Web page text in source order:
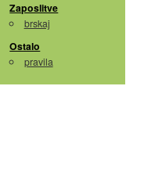
Zaposlitve
brskaj
Ostalo
pravila